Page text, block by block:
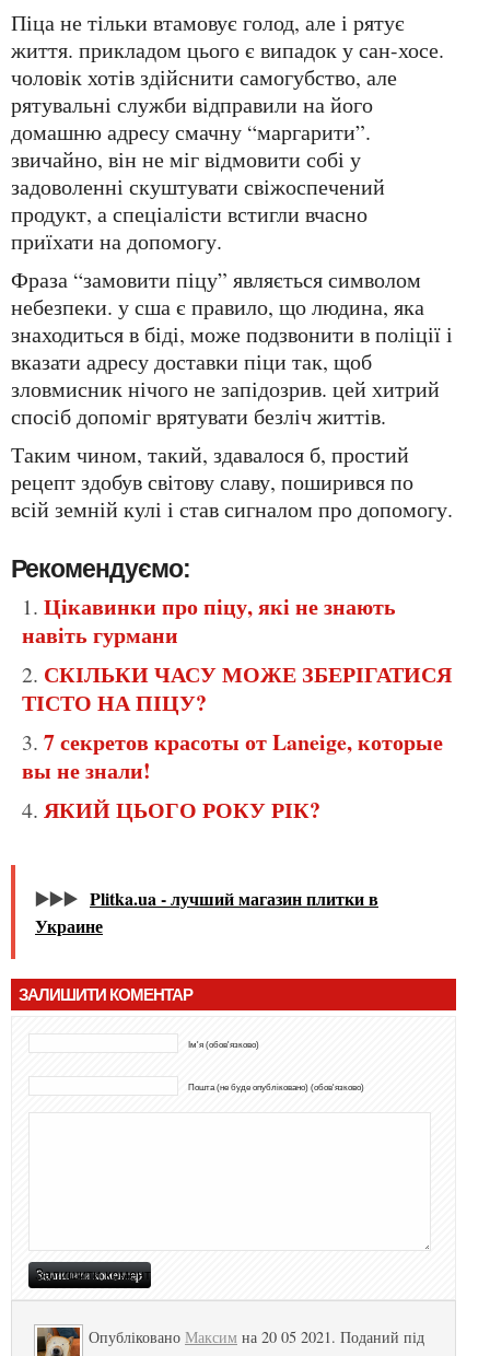
піца не тільки втамовує голод, але і рятує
життя. прикладом цього є випадок у сан-хосе.
чоловік хотів здійснити самогубство, але
рятувальні служби відправили на його
домашню адресу смачну “маргарити”.
звичайно, він не міг відмовити собі у
задоволенні скуштувати свіжоспечений
продукт, а спеціалісти встигли вчасно
приїхати на допомогу.
фраза “замовити піцу” являється символом
небезпеки. у сша є правило, що людина, яка
знаходиться в біді, може подзвонити в поліції і
вказати адресу доставки піци так, щоб
зловмисник нічого не запідозрив. цей хитрий
спосіб допоміг врятувати безліч життів.
таким чином, такий, здавалося б, простий
рецепт здобув світову славу, поширився по
всій земній кулі і став сигналом про допомогу.
Рекомендуємо:
Цікавинки про піцу, які не знають
навіть гурмани
СКІЛЬКИ ЧАСУ МОЖЕ ЗБЕРІГАТИСЯ
ТІСТО НА ПІЦУ?
7 секретов красоты от Laneige, которые
вы не знали!
ЯКИЙ ЦЬОГО РОКУ РІК?
▶️▶️▶️ Plitka.ua - лучший магазин плитки в
Украине
ЗАЛИШИТИ КОМЕНТАР
Ім'я (обов'язково)
Пошта (не буде опубліковано) (обов'язково)
Опубліковано Максим на 20 05 2021. Поданий під